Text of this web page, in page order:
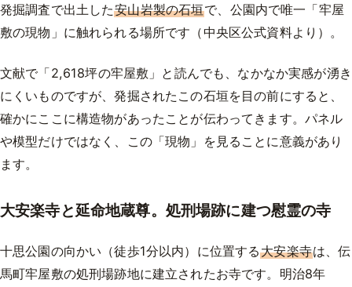
発掘調査で出土した安山岩製の石垣で、公園内で唯一「牢屋
敷の現物」に触れられる場所です（中央区公式資料より）。
文献で「2,618坪の牢屋敷」と読んでも、なかなか実感が湧き
にくいものですが、発掘されたこの石垣を目の前にすると、
確かにここに構造物があったことが伝わってきます。パネル
や模型だけではなく、この「現物」を見ることに意義があり
ます。
大安楽寺と延命地蔵尊。処刑場跡に建つ慰霊の寺
十思公園の向かい（徒歩1分以内）に位置する大安楽寺は、伝
馬町牢屋敷の処刑場跡地に建立されたお寺です。明治8年